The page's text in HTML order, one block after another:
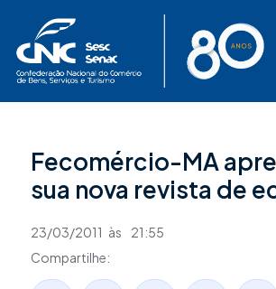
conteúdo
Fecomércio-MA
sua nova revista de
23/03/2011 às
21:55
Compartilhe: